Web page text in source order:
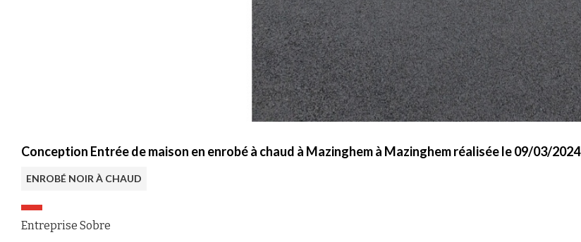
Conception Entrée de maison en enrobé à chaud à Mazinghem à Mazinghem réalisée le 09/03/2024
ENROBÉ NOIR À CHAUD
Entreprise Sobre